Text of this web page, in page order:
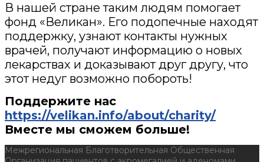
В нашей стране таким людям помогает
фонд «Великан». Его подопечные находят
поддержку, узнают контакты нужных
врачей, получают информацию о новых
лекарствах и доказывают друг другу, что
этот недуг возможно побороть!
Поддержите нас
https://velikan.info/about/charity/
Вместе мы сможем больше!
Межрегиональная Благотворительная Общественная